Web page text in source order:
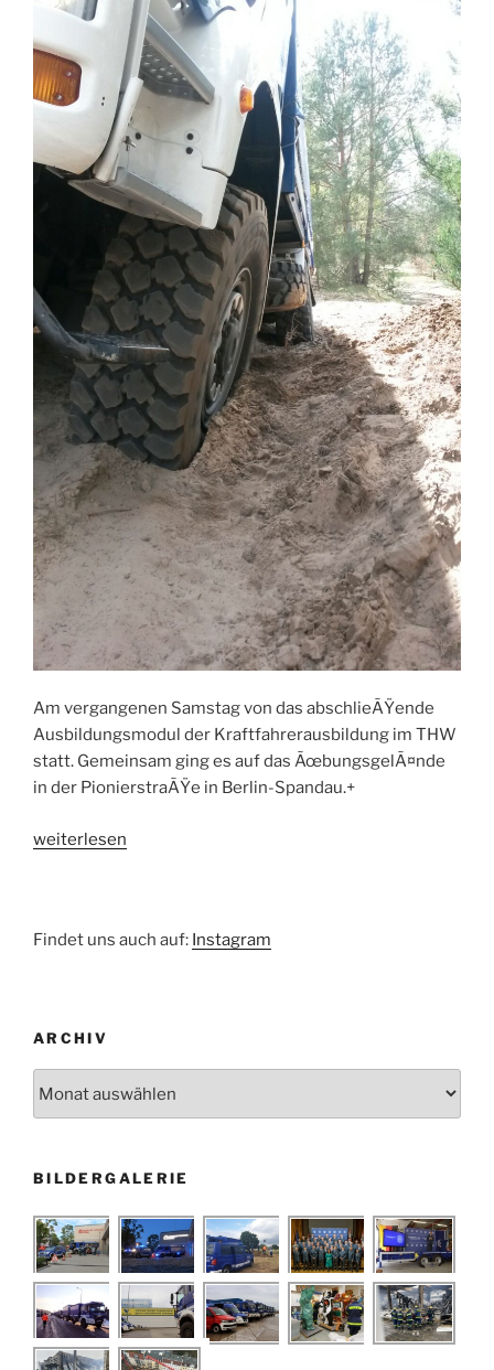
Am vergangenen Samstag von das abschlieÃŸende
Ausbildungsmodul der Kraftfahrerausbildung im THW
statt. Gemeinsam ging es auf das ÃœbungsgelÃ¤nde
in der PionierstraÃŸe in Berlin-Spandau.+
„Abschluss
weiterlesen
Findet uns auch auf: Instagram
ARCHIV
BILDERGALERIE